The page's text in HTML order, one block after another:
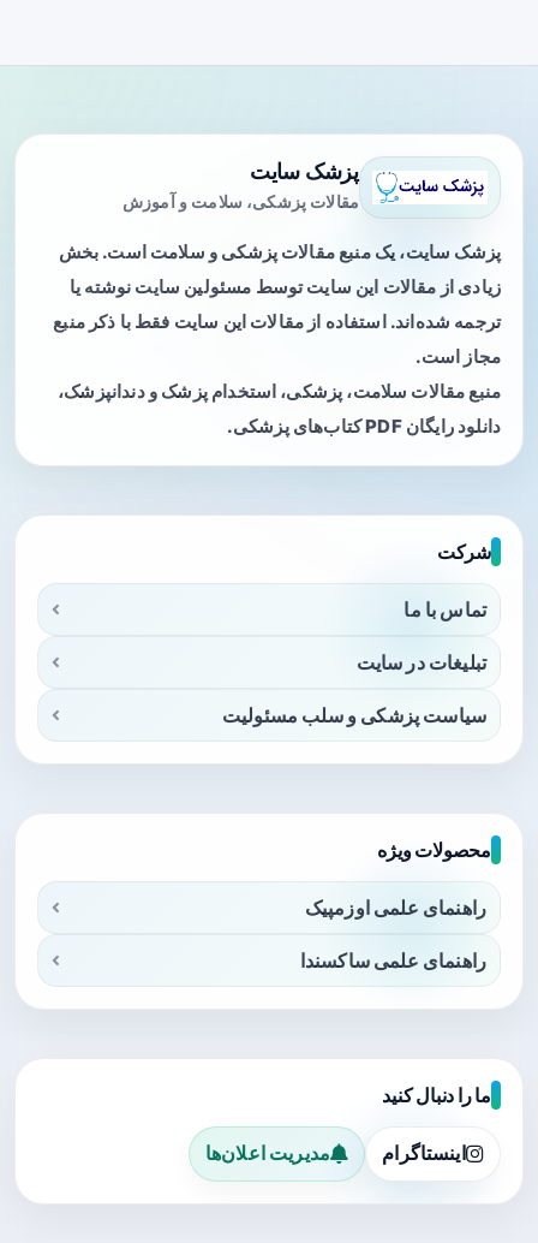
پزشک سایت
مقالات پزشکی، سلامت و آموزش
پزشک سایت، یک منبع مقالات پزشکی و سلامت است. بخش
زیادی از مقالات این سایت توسط مسئولین سایت نوشته یا
ترجمه شده‌اند. استفاده از مقالات این سایت فقط با ذکر منبع
مجاز است.
منبع مقالات سلامت، پزشکی، استخدام پزشک و دندانپزشک،
دانلود رایگان PDF کتاب‌های پزشکی.
شرکت
تماس با ما
تبلیغات در سایت
سیاست پزشکی و سلب مسئولیت
محصولات ویژه
راهنمای علمی اوزمپیک
راهنمای علمی ساکسندا
ما را دنبال کنید
اینستاگرام مدیریت اعلان‌ها